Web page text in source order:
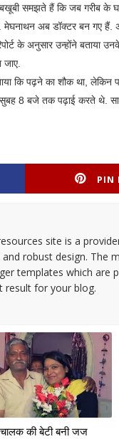
समझते हैं कि जब गरीब के घर
अब डॉक्टर बन गए हैं.
के अनुसार उन्होंने बताया
कि पढ़ने का शौक था, लेकिन
सुबह 8 बजे तक पढ़ाई करते थे.
PIN
site is a
robust design. The
templates which are
result for your blog.
की बेटी बनी जज